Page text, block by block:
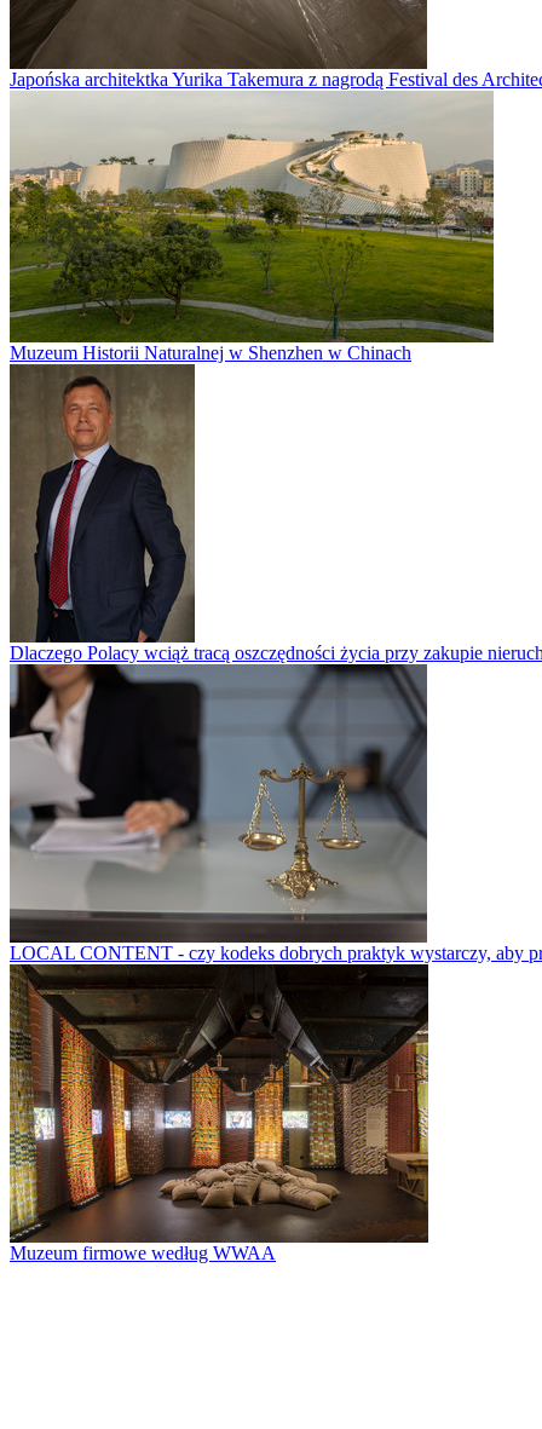
Japońska architektka Yurika Takemura z nagrodą Festival des
Muzeum Historii Naturalnej w Shenzhen w Chinach
Dlaczego Polacy wciąż tracą oszczędności życia przy zakupie
LOCAL CONTENT - czy kodeks dobrych praktyk wystarczy, aby
Muzeum firmowe według WWAA